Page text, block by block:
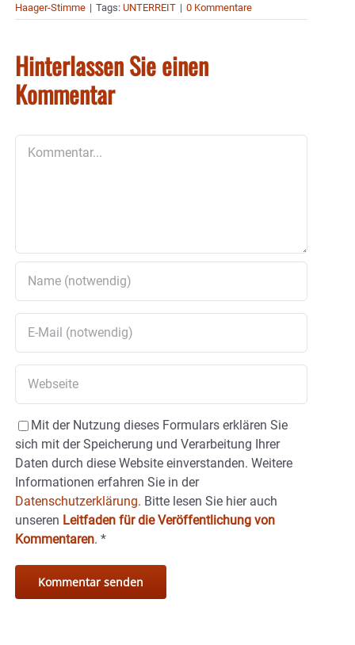
Haager-Stimme | Tags: UNTERREIT | 0 Kommentare
Hinterlassen Sie einen
Kommentar
Mit der Nutzung dieses Formulars erklären Sie
sich mit der Speicherung und Verarbeitung Ihrer
Daten durch diese Website einverstanden. Weitere
Informationen erfahren Sie in der
Datenschutzerklärung. Bitte lesen Sie hier auch
unseren Leitfaden für die Veröffentlichung von
Kommentaren. *